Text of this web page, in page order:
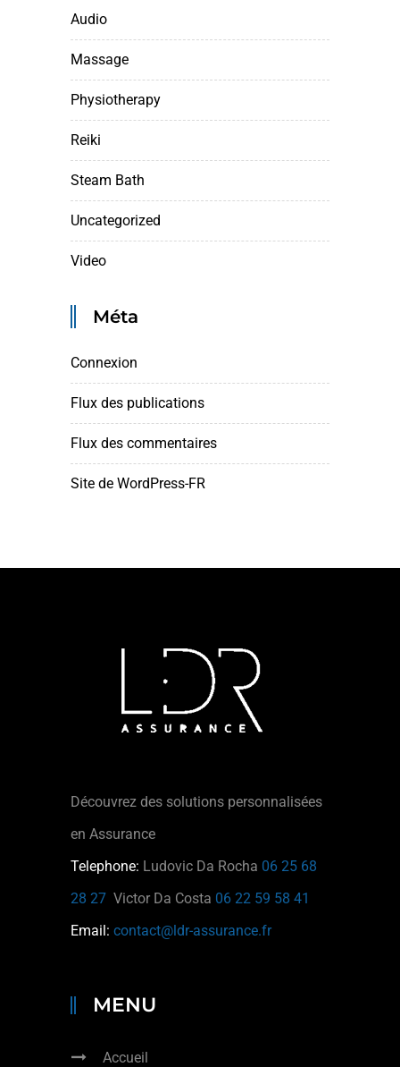
Audio
Massage
Physiotherapy
Reiki
Steam Bath
Uncategorized
Video
Méta
Connexion
Flux des publications
Flux des commentaires
Site de WordPress-FR
Découvrez des solutions personnalisées
en Assurance
Telephone: Ludovic Da Rocha 06 25 68
28 27 Victor Da Costa 06 22 59 58 41
Email: contact@ldr-assurance.fr
MENU
Accueil